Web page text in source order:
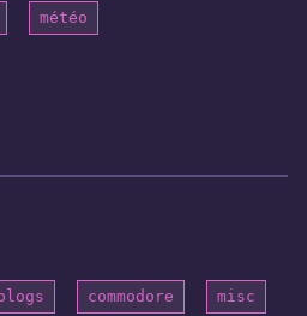
météo
commodore misc